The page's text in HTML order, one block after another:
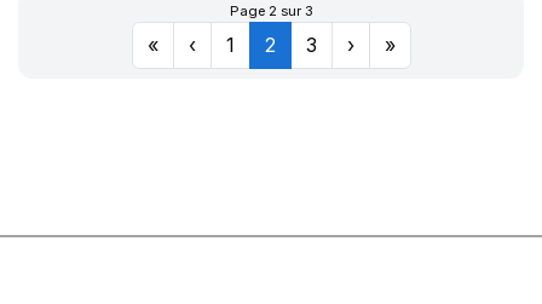
Page 2 sur 3
« ‹ 1 2 3 › »